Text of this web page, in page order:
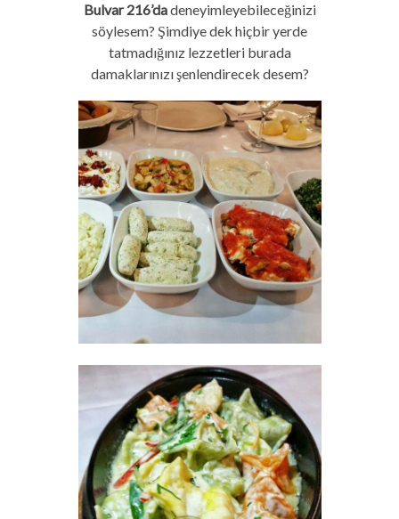
Bulvar 216’dadeneyimleyebileceğinizi
söylesem? Şimdiye dek hiçbir yerde
tatmadığınız lezzetleri burada
damaklarınızı şenlendirecek desem?